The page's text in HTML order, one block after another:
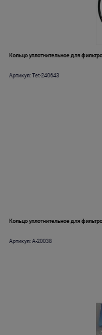
Кольцо уплотнительное для
Артикул: Tet-240643
Кольцо уплотнительное для
Артикул: A-20038